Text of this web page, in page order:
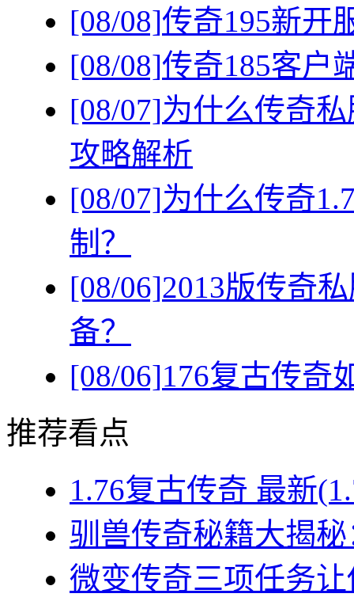
[08/08]传奇195新开
[08/08]传奇185客户
[08/07]为什么传奇
攻略解析
[08/07]为什么传奇
制？
[08/06]2013版传奇
备？
[08/06]176复古传奇
推荐看点
1.76复古传奇 最新
驯兽传奇秘籍大揭
微变传奇三项任务